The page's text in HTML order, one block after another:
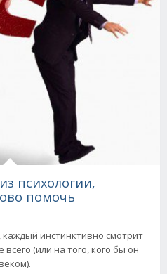
психологии,
помочь
каждый инстинктивно смотрит
(или на того, кого бы он